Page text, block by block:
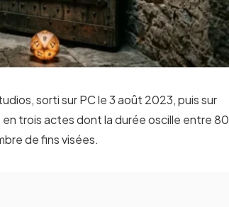
sorti sur PC le 3 août 2023, puis sur
trois actes dont la durée oscille entre 80
de fins visées.